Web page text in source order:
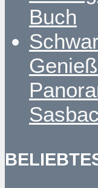
Buch